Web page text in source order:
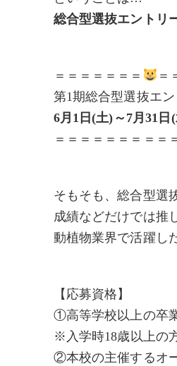
総合型選抜エントリ
＝＝＝＝＝＝＝
＝
第1期総合型選抜エ
6月1日(土)～7月31日
＝＝＝＝＝＝＝＝＝
そもそも、総合型選
成績などだけでは推
動植物業界で活躍し
【応募資格】
①高等学校以上の卒
※入学時18歳以上の
②本校の主催するオ